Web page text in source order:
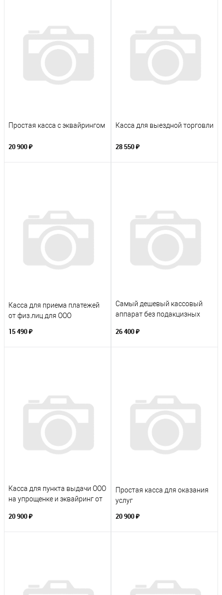
Простая касса с эквайрингом
20 900 ₽
Касса для выездной торговли
28 550 ₽
Касса для приема платежей
от физ.лиц для ООО
15 490 ₽
Самый дешевый кассовый
аппарат без подакцизных
26 400 ₽
Касса для пункта выдачи ООО
на упрощенке и эквайринг от
20 900 ₽
Простая касса для оказания
услуг
20 900 ₽